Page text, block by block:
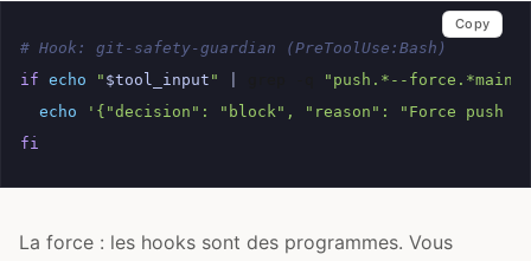
# Hook: git-safety-guardian (PreToolUse:Bash)
if echo " $tool_input " "push.*--force.*main"
echo
'{"decision": "block", "reason": "Force push
fi
Copy
La force : les hooks sont des programmes. Vous